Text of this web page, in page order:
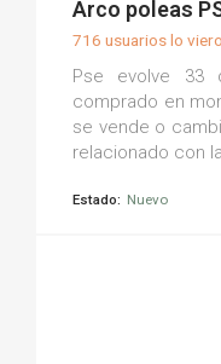
Arco poleas
716 usuarios lo
Pse evolve 33
comprado en
se vende o
relacionado con
Estado: Nuevo